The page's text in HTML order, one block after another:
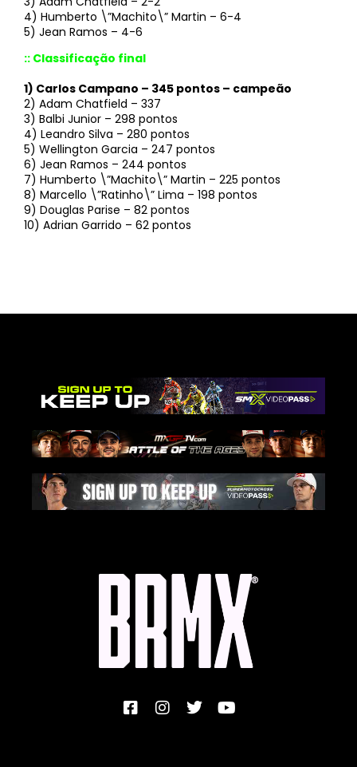
4) Humberto \”Machito\” Martin – 6-4
5) Jean Ramos – 4-6
:: Classificação final
1) Carlos Campano – 345 pontos – campeão
2) Adam Chatfield – 337
3) Balbi Junior – 298 pontos
4) Leandro Silva – 280 pontos
5) Wellington Garcia – 247 pontos
6) Jean Ramos – 244 pontos
7) Humberto \”Machito\” Martin – 225 pontos
8) Marcello \”Ratinho\” Lima – 198 pontos
9) Douglas Parise – 82 pontos
10) Adrian Garrido – 62 pontos